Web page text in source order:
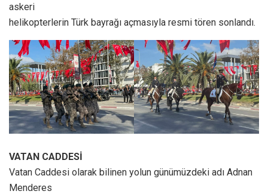
askeri
helikopterlerin Türk bayrağı açmasıyla resmi tören sonlandı.
VATAN CADDESİ
Vatan Caddesi olarak bilinen yolun günümüzdeki adı Adnan
Menderes